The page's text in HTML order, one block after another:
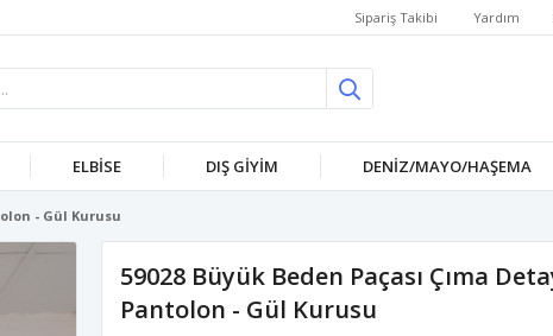
Sipariş Takibi Yardım
ELBİSE DIŞ GİYİM DENİZ/MAYO/HAŞEMA
- Gül Kurusu
59028 Büyük Beden Paçası Çıma
Pantolon - Gül Kurusu